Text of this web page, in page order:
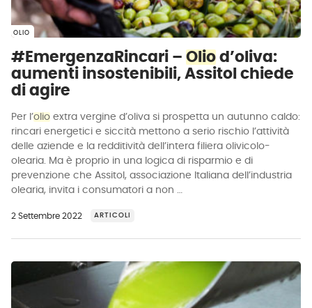
OLIO
#EmergenzaRincari – Olio d’oliva:
aumenti insostenibili, Assitol chiede
di agire
Per l’olio extra vergine d’oliva si prospetta un autunno caldo:
rincari energetici e siccità mettono a serio rischio l’attività
delle aziende e la redditività dell’intera filiera olivicolo-
olearia. Ma è proprio in una logica di risparmio e di
prevenzione che Assitol, associazione Italiana dell’industria
olearia, invita i consumatori a non …
2 Settembre 2022 ARTICOLI